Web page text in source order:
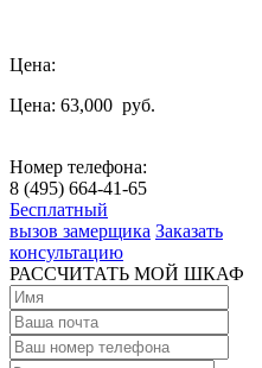
Цена:
Цена: 63,000 руб.
Номер телефона:
8 (495) 664-41-65
Бесплатный
вызов замерщика Заказать
консультацию
РАССЧИТАТЬ МОЙ ШКАФ